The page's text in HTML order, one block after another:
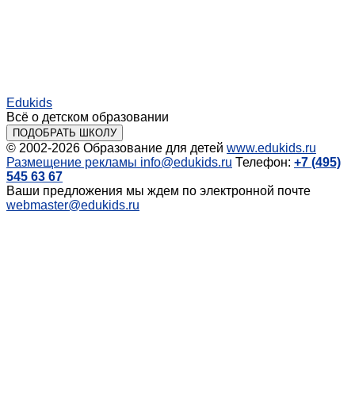
Edukids
Всё о детском образовании
ПОДОБРАТЬ ШКОЛУ
© 2002-2026 Образование для детей www.edukids.ru
Размещение рекламы info@edukids.ru Телефон: +7 (495)
545 63 67
Ваши предложения мы ждем по электронной почте
webmaster@edukids.ru